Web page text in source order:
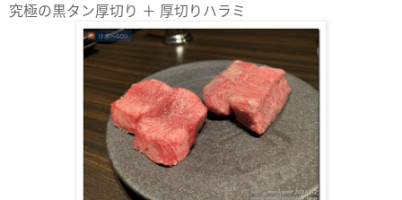
究極の黒タン厚切り ＋ 厚切りハラミ